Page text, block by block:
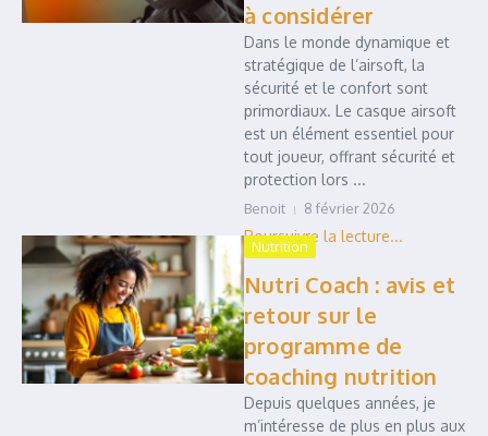
à considérer
Dans le monde dynamique et
stratégique de l’airsoft, la
sécurité et le confort sont
primordiaux. Le casque airsoft
est un élément essentiel pour
tout joueur, offrant sécurité et
protection lors ...
Benoit 8 février 2026
Nutrition
Nutri Coach : avis et
retour sur le
programme de
coaching nutrition
Depuis quelques années, je
m’intéresse de plus en plus aux